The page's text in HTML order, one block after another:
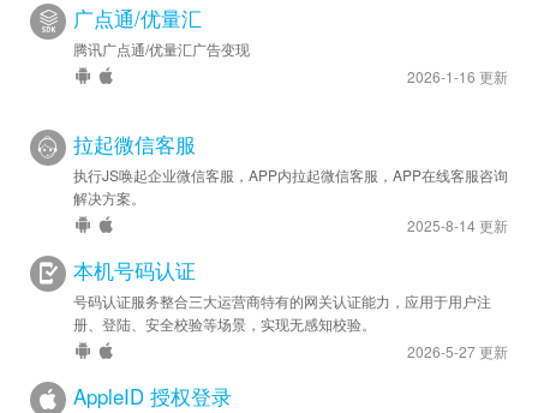
广点通/优量汇
腾讯广点通/优量汇广告变现
2026-1-16 更新
拉起微信客服
执行JS唤起企业微信客服，APP内拉起微信客服，APP在线客服咨询
解决方案。
2025-8-14 更新
本机号码认证
号码认证服务整合三大运营商特有的网关认证能力，应用于用户注
册、登陆、安全校验等场景，实现无感知校验。
2026-5-27 更新
AppleID 授权登录